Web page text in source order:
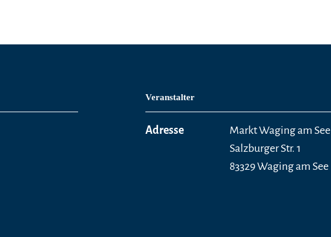
Veranstalter
Adresse
Markt Waging am See
Salzburger Str. 1
83329 Waging am See